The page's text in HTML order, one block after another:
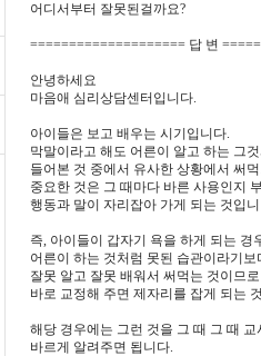
어디서부터 잘못된걸까요?
==================== 답 변
안녕하세요
마음애 심리상담센터입니다.
아이들은 보고 배우는 시기입니다.
막말이라고 해도 어른이 알고 하는 그
들어본 것 중에서 유사한 상황에서 써
중요한 것은 그 때마다 바른 사용인지
행동과 말이 자리잡아 가게 되는 것입
즉, 아이들이 갑자기 욕을 하게 되는 경
어른이 하는 것처럼 못된 습관이라기보
잘못 알고 잘못 배워서 써먹는 것이므로
바로 교정해 주면 제자리를 잡게 되는
해당 경우에는 그런 것을 그 때 그 때 교
바르게 알려주면 됩니다.